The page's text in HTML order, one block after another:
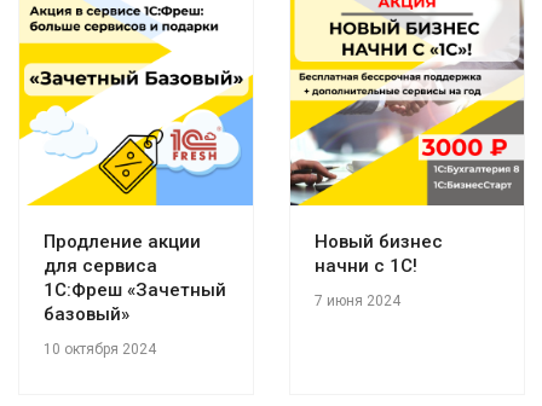
Продление акции
для сервиса
1С:Фреш «Зачетный
базовый»
10 октября 2024
Новый бизнес
начни с 1С!
7 июня 2024